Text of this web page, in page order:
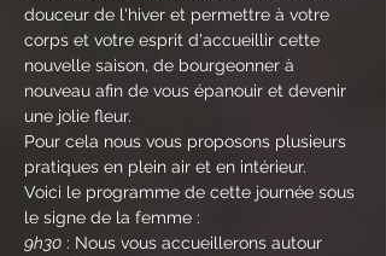
douceur de l'hiver et permettre à votre
corps et votre esprit d'accueillir cette
nouvelle saison, de bourgeonner à
nouveau afin de vous épanouir et devenir
une jolie fleur.
Pour cela nous vous proposons plusieurs
pratiques en plein air et en intérieur.
Voici le programme de cette journée sous
le signe de la femme :
9h30 : Nous vous accueillerons autour